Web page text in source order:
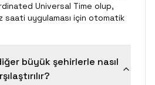
Universal Time olup,
saati uygulaması için otomatik
büyük şehirlerle nasıl